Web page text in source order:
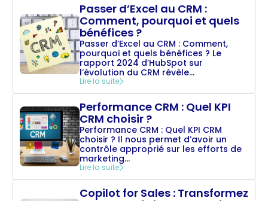
Passer d’Excel au CRM :
Comment, pourquoi et quels
bénéfices ?
Passer d’Excel au CRM : Comment,
pourquoi et quels bénéfices ? Le
rapport 2024 d’HubSpot sur
l’évolution du CRM révèle...
Lire la suite
Performance CRM : Quel KPI
CRM choisir ?
Performance CRM : Quel KPI CRM
choisir ? Il nous permet d’avoir un
contrôle approprié sur les efforts de
marketing...
Lire la suite
Copilot for Sales : Transformez